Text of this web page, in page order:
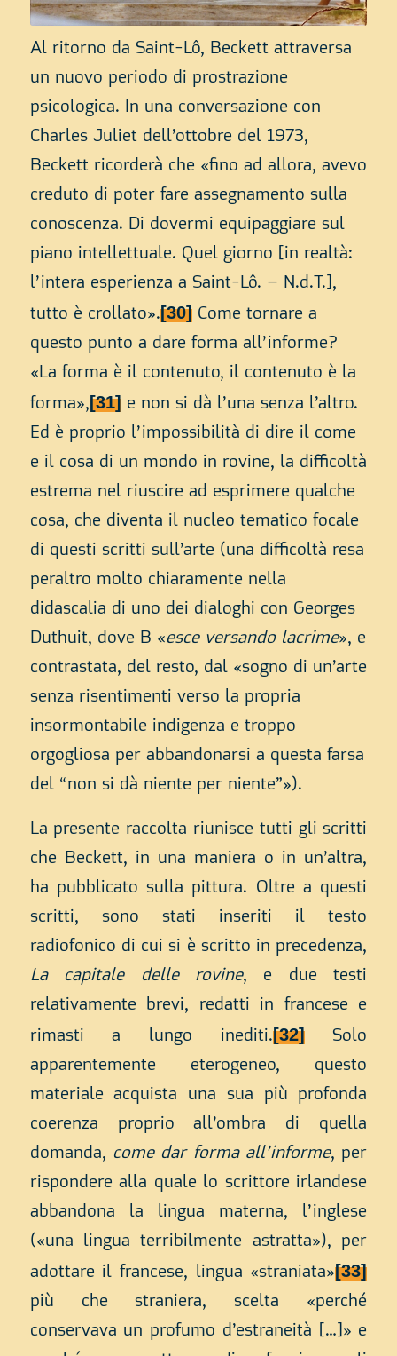
Al ritorno da Saint-Lô, Beckett attraversa
un nuovo periodo di prostrazione
psicologica. In una conversazione con
Charles Juliet dell’ottobre del 1973,
Beckett ricorderà che «fino ad allora, avevo
creduto di poter fare assegnamento sulla
conoscenza. Di dovermi equipaggiare sul
piano intellettuale. Quel giorno [in realtà:
l’intera esperienza a Saint-Lô. – N.d.T.],
tutto è crollato».[30]Come tornare a
questo punto a dare forma all’informe?
«La forma è il contenuto, il contenuto è la
forma»,[31]e non si dà l’una senza l’altro.
Ed è proprio l’impossibilità di dire il come
e il cosa di un mondo in rovine, la difficoltà
estrema nel riuscire ad esprimere qualche
cosa, che diventa il nucleo tematico focale
di questi scritti sull’arte (una difficoltà resa
peraltro molto chiaramente nella
didascalia di uno dei dialoghi con Georges
Duthuit, dove B «esce versando lacrime», e
contrastata, del resto, dal «sogno di un’arte
senza risentimenti verso la propria
insormontabile indigenza e troppo
orgogliosa per abbandonarsi a questa farsa
del “non si dà niente per niente”»).
La presente raccolta riunisce tutti gli scritti
che Beckett, in una maniera o in un’altra,
ha pubblicato sulla pittura. Oltre a questi
scritti, sono stati inseriti il testo
radiofonico di cui si è scritto in precedenza,
La capitale delle rovine, e due testi
relativamente brevi, redatti in francese e
rimasti a lungo inediti.[32]Solo
apparentemente eterogeneo, questo
materiale acquista una sua più profonda
coerenza proprio all’ombra di quella
domanda, come dar forma all’informe, per
rispondere alla quale lo scrittore irlandese
abbandona la lingua materna, l’inglese
(«una lingua terribilmente astratta»), per
adottare il francese, lingua «straniata»[33]
più che straniera, scelta «perché
conservava un profumo d’estraneità […]» e